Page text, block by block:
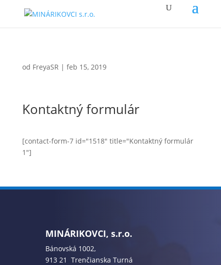
od FreyaSR | feb 15, 2019
Kontaktný formulár
[contact-form-7 id="1518" title="Kontaktný formulár
1"]
MINÁRIKOVCI, s.r.o.
Bánovská 1002,
913 21 Trenčianska Turná